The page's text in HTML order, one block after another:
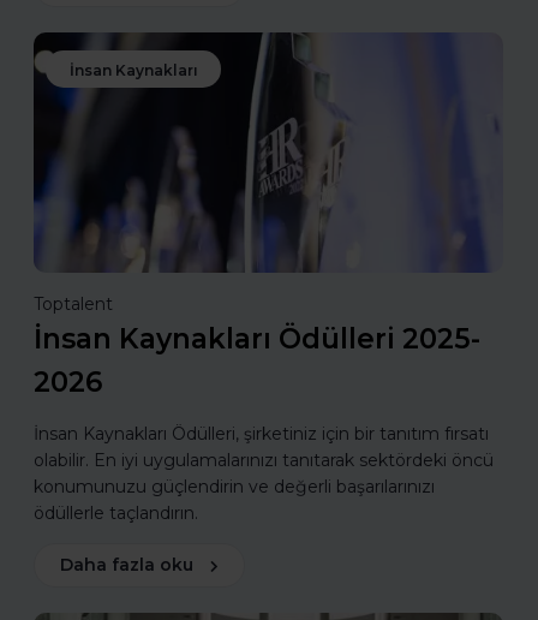
İnsan Kaynakları
Toptalent
İnsan Kaynakları Ödülleri 2025-
2026
İnsan Kaynakları Ödülleri, şirketiniz için bir tanıtım fırsatı
olabilir. En iyi uygulamalarınızı tanıtarak sektördeki öncü
konumunuzu güçlendirin ve değerli başarılarınızı
ödüllerle taçlandırın.
Daha fazla oku